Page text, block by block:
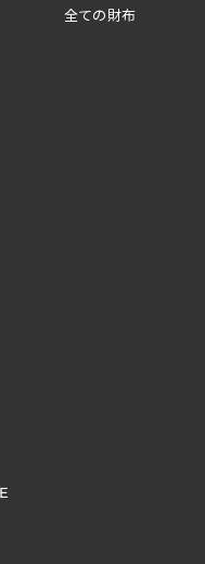
全ての財布